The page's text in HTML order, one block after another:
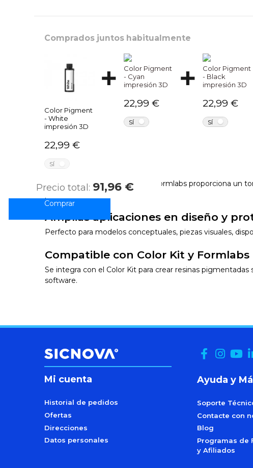
Comprados juntos habitualmente
Color Pigment
- White
impresión 3D
22,99 €
SÍ
Color Pigment
- Cyan
impresión 3D
22,99 €
SÍ
Color Pigment
- Black
impresión 3D
22,99 €
SÍ
Precio total: 91,96 €
Blanco puro y profesional
Color Pigment - White (W) de Formlabs proporciona un
Amplias aplicaciones en diseño y
Perfecto para modelos conceptuales, piezas visuales,
Compatible con Color Kit y Formlabs
Se integra con el Color Kit para crear resinas
software.
Mi cuenta
Historial de pedidos
Ofertas
Direcciones
Datos personales
Ayuda y
Soporte
Contacte con
Blog
Programas de
y Afiliados